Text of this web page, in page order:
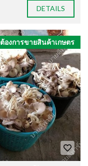
DETAILS
ต้องการขายสินค้าเกษตร